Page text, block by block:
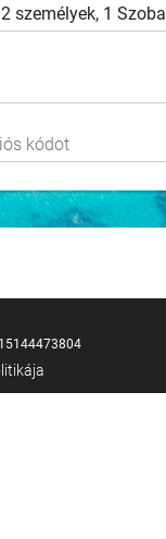
2 személyek, 1 Szoba